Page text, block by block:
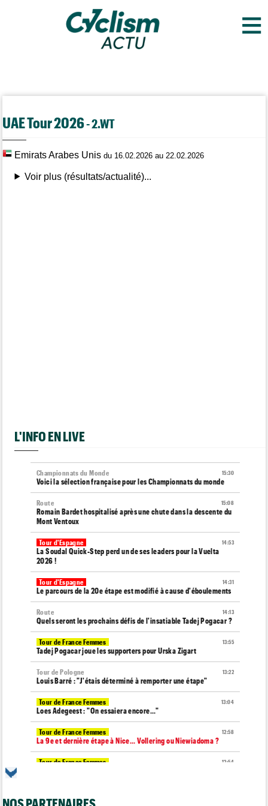
≡
UAE Tour 2026- 2.WT
Emirats Arabes Unisdu 16.02.2026 au 22.02.2026
Voir plus (résultats/actualité)...
L'INFO EN LIVE
15:30
Championnats du Monde
Voici la sélection française pour les Championnats du monde
15:08
Route
Romain Bardet hospitalisé après une chute dans la descente du
Mont Ventoux
14:53
Tour d'Espagne
La Soudal Quick-Step perd un de ses leaders pour la Vuelta
2026 !
14:31
Tour d'Espagne
Le parcours de la 20e étape est modifié à cause d'éboulements
14:13
Route
Quels seront les prochains défis de l'insatiable Tadej Pogacar ?
13:55
Tour de France Femmes
Tadej Pogacar joue les supporters pour Urska Zigart
13:22
Tour de Pologne
Louis Barré : "J'étais déterminé à remporter une étape"
13:04
Tour de France Femmes
Loes Adegeest : "On essaiera encore..."
12:58
Tour de France Femmes
La 9e et dernière étape à Nice... Vollering ou Niewiadoma ?
12:54
Tour de France Femmes
Niedermaier : "J’ai dit à Kasia que ce n’est pas fini"